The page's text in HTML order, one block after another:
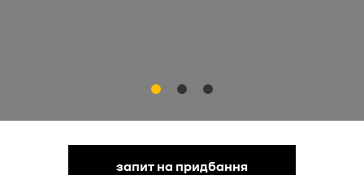
запит на придбання